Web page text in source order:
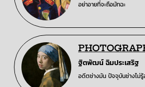
อย่าอายที่จะถือมัทฉะ
ฐิตพัฒน์ ฉิมประเสริฐ
อดีตช่างมัน ปัจจุบันช่างไม่รู้